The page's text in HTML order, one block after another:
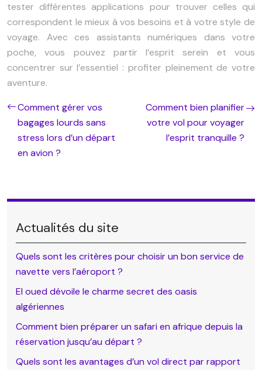
tester différentes applications pour trouver celles qui
correspondent le mieux à vos besoins et à votre style de
voyage. Avec ces assistants numériques dans votre
poche, vous pouvez partir l’esprit serein et vous
concentrer sur l’essentiel : profiter pleinement de votre
aventure.
Comment gérer vos
bagages lourds sans
stress lors d’un départ
en avion ?
Comment bien planifier
votre vol pour voyager
l’esprit tranquille ?
Actualités du site
Quels sont les critères pour choisir un bon service de
navette vers l’aéroport ?
El oued dévoile le charme secret des oasis
algériennes
Comment bien préparer un safari en afrique depuis la
réservation jusqu’au départ ?
Quels sont les avantages d’un vol direct par rapport